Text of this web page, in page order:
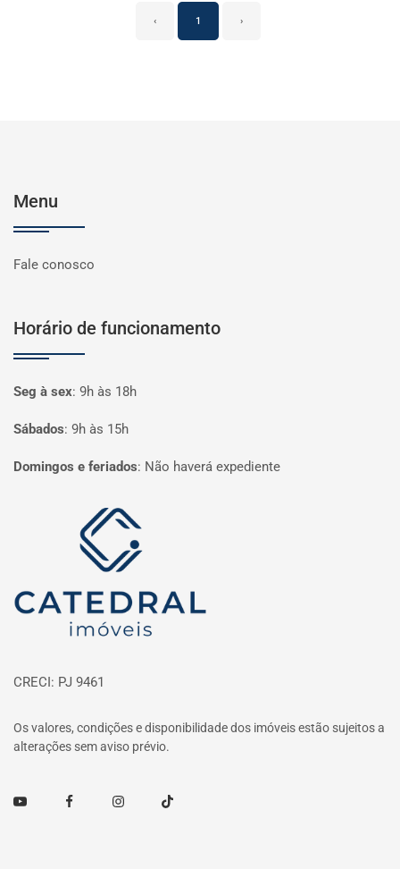
‹ 1 ›
Menu
Fale conosco
Horário de funcionamento
Seg à sex: 9h às 18h
Sábados: 9h às 15h
Domingos e feriados: Não haverá expediente
Página inicial
CRECI: PJ 9461
Os valores, condições e disponibilidade dos imóveis estão sujeitos a
alterações sem aviso prévio.
Youtube FacebookInstagramTikTok